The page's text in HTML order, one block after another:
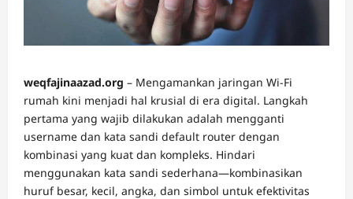
weqfajinaazad.org – Mengamankan jaringan Wi-Fi
rumah kini menjadi hal krusial di era digital. Langkah
pertama yang wajib dilakukan adalah mengganti
username dan kata sandi default router dengan
kombinasi yang kuat dan kompleks. Hindari
menggunakan kata sandi sederhana—kombinasikan
huruf besar, kecil, angka, dan simbol untuk efektivitas